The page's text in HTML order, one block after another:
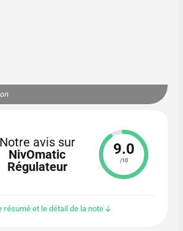
Notre avis sur
NivOmatic
Régulateur
9.0
/10
résumé et le détail de la note